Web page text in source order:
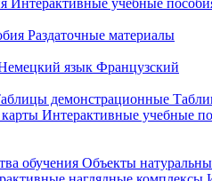
Интерактивные учебные
Раздаточные материалы
язык Французский
демонстрационные
Интерактивные учебные
обучения Объекты